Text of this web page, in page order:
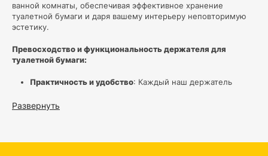
ванной комнаты, обеспечивая эффективное хранение
туалетной бумаги и даря вашему интерьеру неповторимую
эстетику.
Превосходство и функциональность держателя для
туалетной бумаги:
Практичность и удобство: Каждый наш держатель
использования. Современный механизм обеспечивает
Развернуть